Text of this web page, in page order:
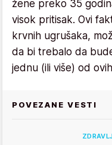
žene preko 35
visok pritisak. Ovi
krvnih ugrušaka,
da bi trebalo da
jednu (ili više) od
POVEZANE VESTI